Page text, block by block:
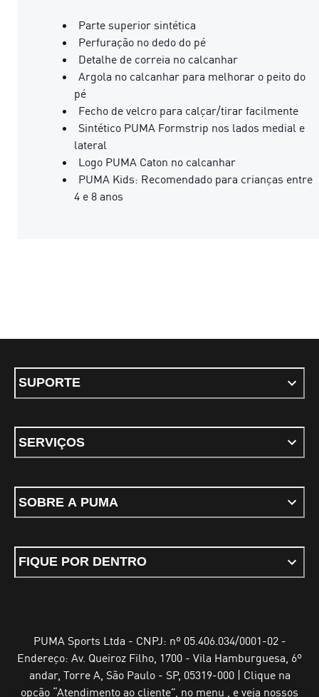
Parte superior sintética
Perfuração no dedo do pé
Detalhe de correia no calcanhar
Argola no calcanhar para melhorar o peito do
pé
Fecho de velcro para calçar/tirar facilmente
Sintético PUMA Formstrip nos lados medial e
lateral
Logo PUMA Caton no calcanhar
PUMA Kids: Recomendado para crianças entre
4 e 8 anos
SUPORTE
SERVIÇOS
SOBRE A PUMA
FIQUE POR DENTRO
PUMA Sports Ltda - CNPJ: nº 05.406.034/0001-02 -
Endereço: Av. Queiroz Filho, 1700 - Vila Hamburguesa, 6º
andar, Torre A, São Paulo - SP, 05319-000 | Clique na
opção “Atendimento ao cliente”, no menu , e veja nossos